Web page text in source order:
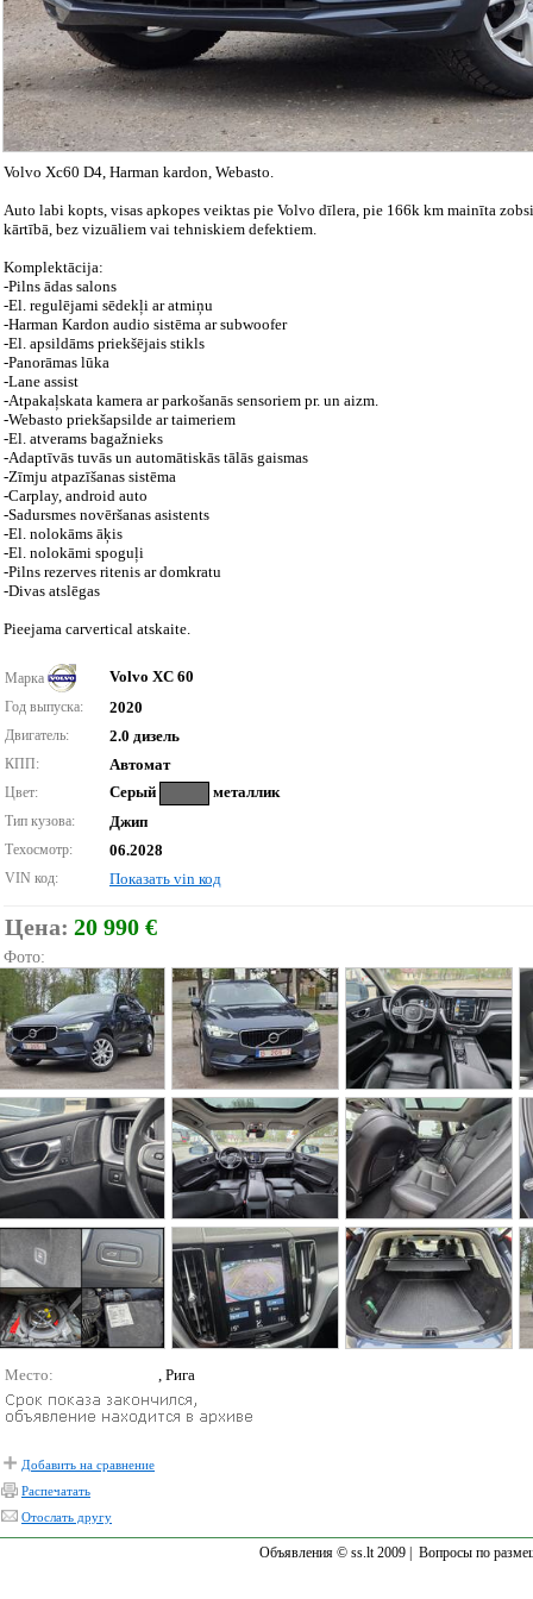
Volvo Xc60 D4, Harman kardon, Webasto.
Auto labi kopts, visas apkopes veiktas pie Volvo dīlera, pie 166k km mainīta
kārtībā, bez vizuāliem vai tehniskiem defektiem.
Komplektācija:
-Pilns ādas salons
-El. regulējami sēdekļi ar atmiņu
-Harman Kardon audio sistēma ar subwoofer
-El. apsildāms priekšējais stikls
-Panorāmas lūka
-Lane assist
-Atpakaļskata kamera ar parkošanās sensoriem pr. un aizm.
-Webasto priekšapsilde ar taimeriem
-El. atverams bagažnieks
-Adaptīvās tuvās un automātiskās tālās gaismas
-Zīmju atpazīšanas sistēma
-Carplay, android auto
-Sadursmes novēršanas asistents
-El. nolokāms āķis
-El. nolokāmi spoguļi
-Pilns rezerves ritenis ar domkratu
-Divas atslēgas
Pieejama carvertical atskaite.
Марка Volvo XC 60
Год выпуска: 2020
Двигатель: 2.0 дизель
КПП: Автомат
Цвет: Серый металлик
Тип кузова: Джип
Техосмотр: 06.2028
VIN код: Показать vin код
Цена: 20 990 €
Фото:
Место: , Рига
Добавить на сравнение
Распечатать
Отослать другу
Объявления © ss.lt 2009 | Вопросы по